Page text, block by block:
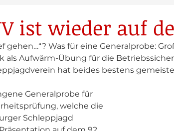
ist wieder auf
gehen…“? Was für eine Generalprobe:
als Aufwärm-Übung für die
hat beides bestens
Generalprobe für
welche die
Schleppjagd